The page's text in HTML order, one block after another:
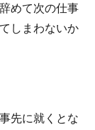
めて次の仕事
しまわないか
先に就くとな